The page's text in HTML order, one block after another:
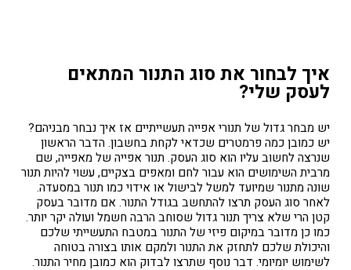
איך לבחור את סוג התנור המתאים
לעסק שלי?
יש מבחר גדול של תנורי אפייה תעשייתיים אז איך נבחר מבניהם?
יש כמובן כמה פרמטרים שכדאי לקחת בחשבון. הדבר הראשון
שנרצה לחשוב עליו הוא סוג העסק. תנור אפייה של מאפייה, שם
מרבית השימושים הוא עבור לחם ומאפים בצקיים, עשוי להיות תנור
שונה מתנור שמיועד למשל לבישול או אידוי כמו תנור במסעדה.
לאחר סוג העסק תרצו להתחשב בגודל התנור. אם מדובר בעסק
קטן הרי שלא צריך תנור גדול שסוחב הרבה חשמל ועולה יקר יותר.
כמו כן מדובר במיקום פיזי של התנור במטבח התעשייתי שלכם
והיכולת שלכם לתחזק את התנור ולמקם אותו בצורה בטוחה
לשימוש יומיומי. דבר נוסף שתרצו לבדוק הוא כמובן מחיר התנור.